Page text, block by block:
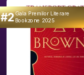
#2Gala Premilor Literare
Bookzone 2025